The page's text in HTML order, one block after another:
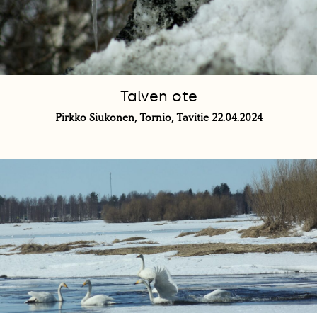
Talven ote
Pirkko Siukonen, Tornio, Tavitie 22.04.2024